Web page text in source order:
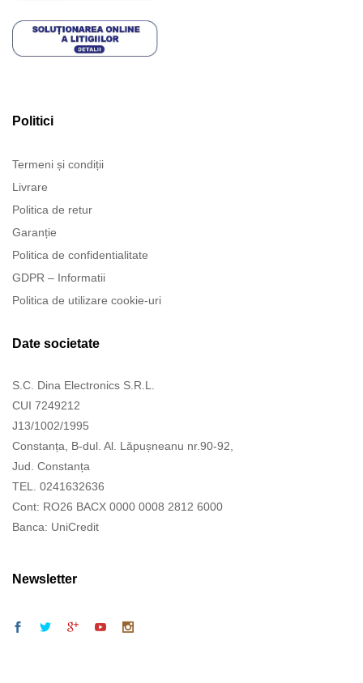
Politici
Termeni și condiții
Livrare
Politica de retur
Garanție
Politica de confidentialitate
GDPR – Informatii
Politica de utilizare cookie-uri
Date societate
S.C. Dina Electronics S.R.L.
CUI 7249212
J13/1002/1995
Constanța, B-dul. Al. Lăpușneanu nr.90-92,
Jud. Constanța
TEL. 0241632636
Cont: RO26 BACX 0000 0008 2812 6000
Banca: UniCredit
Newsletter